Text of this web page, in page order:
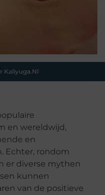
Kaliyuga.nl
en wereldwijd,
en
Echter, rondom
er diverse mythen
kunnen
van de positieve